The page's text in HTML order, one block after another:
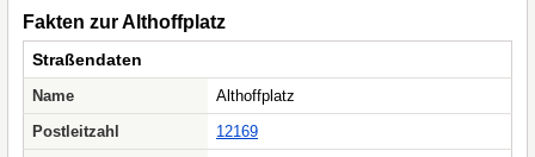
Fakten zur Althoffplatz
Straßendaten
Name
Althoffplatz
Postleitzahl
12169